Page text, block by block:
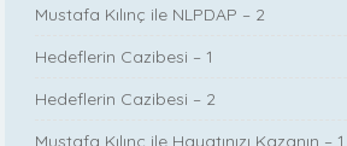
Mustafa Kılınç ile NLPDAP – 2
Hedeflerin Cazibesi – 1
Hedeflerin Cazibesi – 2